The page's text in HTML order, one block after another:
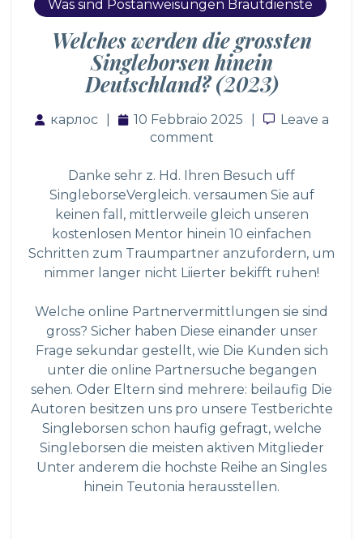
Was sind Postanweisungen Brautdienste
Welches werden die grossten
Singleborsen hinein
Deutschland? (2023)
карлос 10 Febbraio 2025 Leave a
Leave a
comment
Danke sehr z. Hd. Ihren Besuch uff
SingleborseVergleich. versaumen Sie auf
keinen fall, mittlerweile gleich unseren
kostenlosen Mentor hinein 10 einfachen
Schritten zum Traumpartner anzufordern, um
nimmer langer nicht Liierter bekifft ruhen!
Welche online Partnervermittlungen sie sind
gross? Sicher haben Diese einander unser
Frage sekundar gestellt, wie Die Kunden sich
unter die online Partnersuche begangen
sehen. Oder Eltern sind mehrere: beilaufig Die
Autoren besitzen uns pro unsere Testberichte
Singleborsen schon haufig gefragt, welche
Singleborsen die meisten aktiven Mitglieder
Unter anderem die hochste Reihe an Singles
hinein Teutonia herausstellen.